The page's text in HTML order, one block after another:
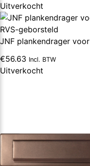
Uitverkocht
JNF plankendrager
€56.63 Incl. BTW
Uitverkocht